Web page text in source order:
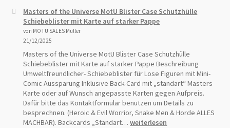
Masters of the Universe MotU Blister Case Schutzhülle
Schiebeblister mit Karte auf starker Pappe
von MOTU SALES Müller
21/12/2025
Masters of the Universe MotU Blister Case Schutzhülle
Schiebeblister mit Karte auf starker Pappe Beschreibung
Umweltfreundlicher- Schiebeblister für Lose Figuren mit Mini-
Comic Aussparung Inklusive Back-Card mit „standart“ Masters
Karte oder auf Wunsch angepasste Karten gegen Aufpreis.
Dafür bitte das Kontaktformular benutzen um Details zu
besprechnen. (Heroic & Evil Worrior, Snake Men & Horde ALLES
MACHBAR). Backcards „Standart…Masters
weiterlesen